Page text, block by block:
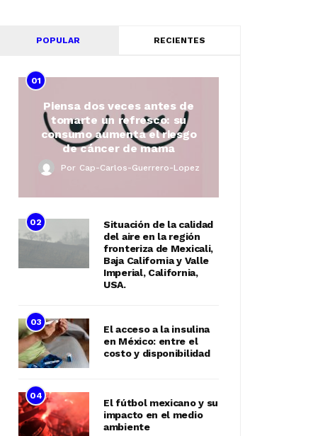
POPULAR RECIENTES
01
Piensa dos veces antes de
tomarte un refresco: su
consumo aumenta el riesgo
de cáncer de mama
Por Cap-Carlos-Guerrero-Lopez
02
Situación de la calidad
del aire en la región
fronteriza de Mexicali,
Baja California y Valle
Imperial, California,
USA.
03
El acceso a la insulina
en México: entre el
costo y disponibilidad
04
El fútbol mexicano y su
impacto en el medio
ambiente